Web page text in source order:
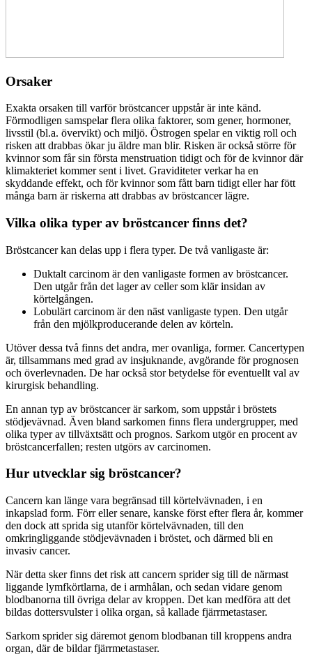
Orsaker
Exakta orsaken till varför bröstcancer uppstår är inte känd.
Förmodligen samspelar flera olika faktorer, som gener, hormoner,
livsstil (bl.a. övervikt) och miljö. Östrogen spelar en viktig roll och
risken att drabbas ökar ju äldre man blir. Risken är också större för
kvinnor som får sin första menstruation tidigt och för de kvinnor där
klimakteriet kommer sent i livet. Graviditeter verkar ha en
skyddande effekt, och för kvinnor som fått barn tidigt eller har fött
många barn är riskerna att drabbas av bröstcancer lägre.
Vilka olika typer av bröstcancer finns det?
Bröstcancer kan delas upp i flera typer. De två vanligaste är:
Duktalt carcinom är den vanligaste formen av bröstcancer.
Den utgår från det lager av celler som klär insidan av
körtelgången.
Lobulärt carcinom är den näst vanligaste typen. Den utgår
från den mjölkproducerande delen av körteln.
Utöver dessa två finns det andra, mer ovanliga, former. Cancertypen
är, tillsammans med grad av insjuknande, avgörande för prognosen
och överlevnaden. De har också stor betydelse för eventuellt val av
kirurgisk behandling.
En annan typ av bröstcancer är sarkom, som uppstår i bröstets
stödjevävnad. Även bland sarkomen finns flera undergrupper, med
olika typer av tillväxtsätt och prognos. Sarkom utgör en procent av
bröstcancerfallen; resten utgörs av carcinomen.
Hur utvecklar sig bröstcancer?
Cancern kan länge vara begränsad till körtelvävnaden, i en
inkapslad form. Förr eller senare, kanske först efter flera år, kommer
den dock att sprida sig utanför körtelvävnaden, till den
omkringliggande stödjevävnaden i bröstet, och därmed bli en
invasiv cancer.
När detta sker finns det risk att cancern sprider sig till de närmast
liggande lymfkörtlarna, de i armhålan, och sedan vidare genom
blodbanorna till övriga delar av kroppen. Det kan medföra att det
bildas dottersvulster i olika organ, så kallade fjärrmetastaser.
Sarkom sprider sig däremot genom blodbanan till kroppens andra
organ, där de bildar fjärrmetastaser.